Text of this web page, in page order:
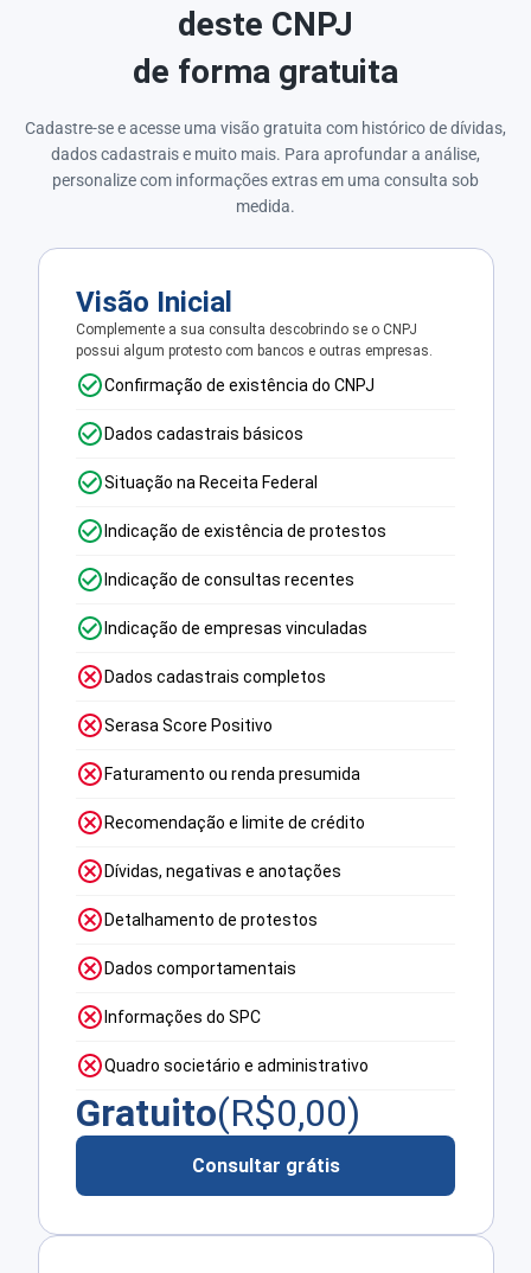
deste CNPJ
de forma gratuita
Cadastre-se e acesse uma visão gratuita com histórico de dívidas,
dados cadastrais e muito mais. Para aprofundar a análise,
personalize com informações extras em uma consulta sob
medida.
Visão Inicial
Complemente a sua consulta descobrindo se o CNPJ
possui algum protesto com bancos e outras empresas.
Confirmação de existência do CNPJ
Dados cadastrais básicos
Situação na Receita Federal
Indicação de existência de protestos
Indicação de consultas recentes
Indicação de empresas vinculadas
Dados cadastrais completos
Serasa Score Positivo
Faturamento ou renda presumida
Recomendação e limite de crédito
Dívidas, negativas e anotações
Detalhamento de protestos
Dados comportamentais
Informações do SPC
Quadro societário e administrativo
Gratuito(R$0,00)
Consultar grátis